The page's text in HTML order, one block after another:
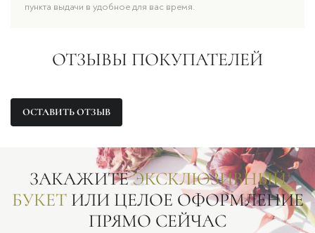
пункта выдачи в удобное для вас время.
ОТЗЫВЫ ПОКУПАТЕЛЕЙ
ОСТАВИТЬ ОТЗЫВ
ЗАКАЖИТЕЭКСКЛЮЗИВНЫЙ
БУКЕТИЛИ ЦЕЛОЕ ОФОРМЛЕНИЕ
ПРЯМО СЕЙЧАС